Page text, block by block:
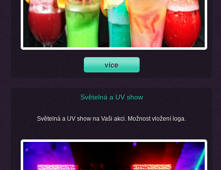
Světelná a UV show
Světelná a UV show na Vaši akci. Možnost vložení loga.